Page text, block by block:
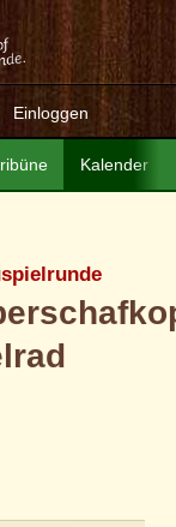
Einloggen
Kalender